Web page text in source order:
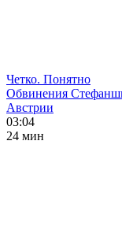
Четко. Понятно
Обвинения
Австрии
03:04
24 мин